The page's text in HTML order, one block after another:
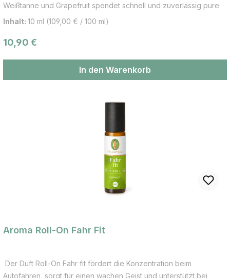
Weißtanne und Grapefruit spendet schnell und zuverlässig pure
Kraft und Energie - klar und belebend. Der holzig-frische Duft
Douglasfichte: erfrischend Weißtanne: belebend Grapefruit:
Inhalt: 10 ml (109,00 € / 100 ml)
Regulärer Preis:
10,90 €
In den Warenkorb
Aroma Roll-On Fahr Fit
Der Duft Roll-On Fahr fit fördert die Konzentration beim
Autofahren, sorgt für einen wachen Geist und unterstützt bei